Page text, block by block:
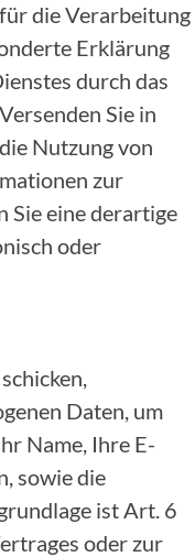
die Verarbeitung
Erklärung
durch das
Sie in
Nutzung von
zur
Sie eine derartige
oder
Daten, um
Name, Ihre E-
sowie die
ist Art. 6
oder zur